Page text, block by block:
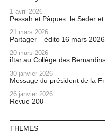
1 avril 2026
Pessah et Pâques: le Seder
21 mars 2026
Partager – édito 16 mars 2026
20 mars 2026
iftar au Collège des
30 janvier 2026
Message du président de la
26 janvier 2026
Revue 208
THÈMES